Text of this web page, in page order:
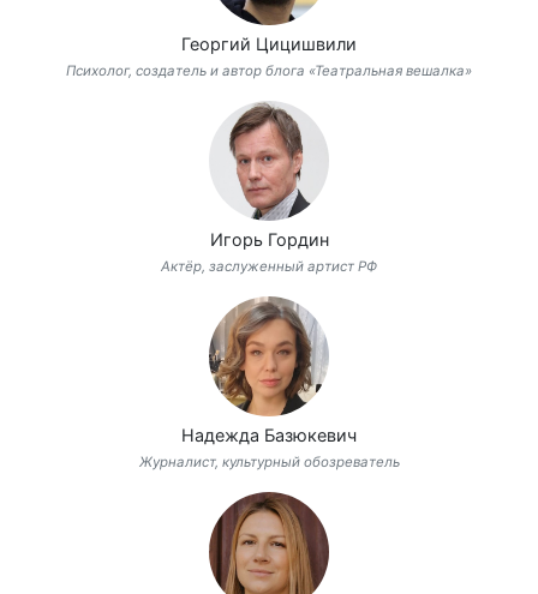
Георгий Цицишвили
Психолог, создатель и автор блога «Театральная вешалка»
Игорь Гордин
Актёр, заслуженный артист РФ
Надежда Базюкевич
Журналист, культурный обозреватель